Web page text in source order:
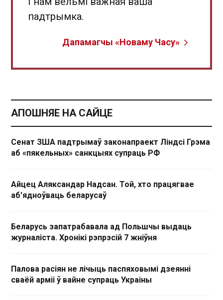
падтрымка.
Дапамагчы «Новаму Часу»
АПОШНЯЕ НА САЙЦЕ
Сенат ЗША падтрымаў законапраект Ліндсі Грэма
аб «пякельных» санкцыях супраць РФ
Айцец Аляксандар Надсан. Той, хто працягвае
аб'ядноўваць беларусаў
Беларусь запатрабавала ад Польшчы выдаць
журналіста. Хронікі рэпрэсій 7 жніўня
Палова расіян не лічыць паспяховымі дзеянні
сваёй арміі ў вайне супраць Украіны